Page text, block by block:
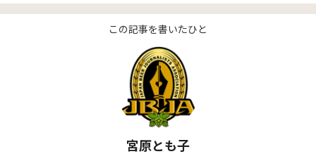
この記事を書いたひと
宮原とも子